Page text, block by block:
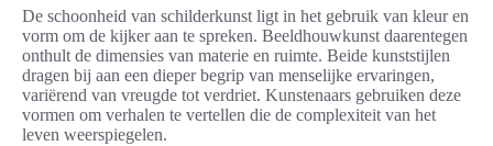
De schoonheid van schilderkunst ligt in het gebruik van kleur en
vorm om de kijker aan te spreken. Beeldhouwkunst daarentegen
onthult de dimensies van materie en ruimte. Beide kunststijlen
dragen bij aan een dieper begrip van menselijke ervaringen,
variërend van vreugde tot verdriet. Kunstenaars gebruiken deze
vormen om verhalen te vertellen die de complexiteit van het
leven weerspiegelen.